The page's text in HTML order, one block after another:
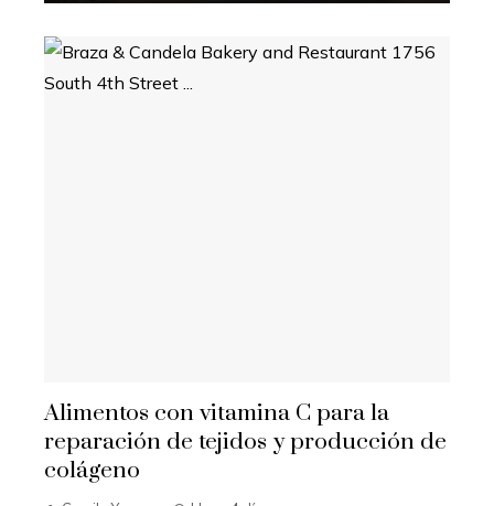
Alimentos con vitamina C para la
reparación de tejidos y producción de
colágeno